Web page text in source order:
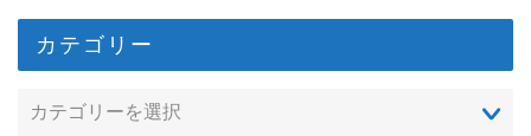
カテゴリー